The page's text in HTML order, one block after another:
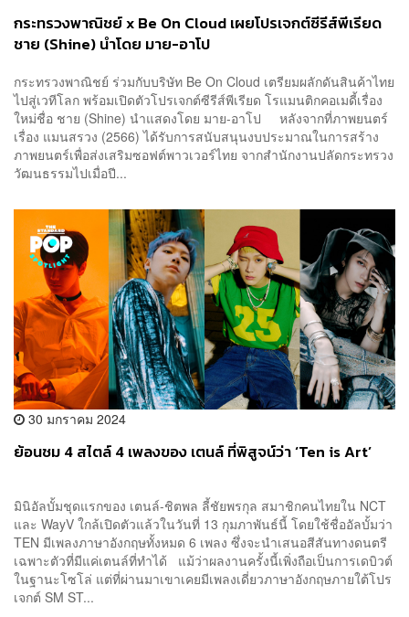
กระทรวงพาณิชย์ x Be On Cloud เผยโปรเจกต์ซีรีส์พีเรียด
ชาย (Shine) นำโดย มาย-อาโป
กระทรวงพาณิชย์ ร่วมกับบริษัท Be On Cloud เตรียมผลักดันสินค้าไทย
ไปสู่เวทีโลก พร้อมเปิดตัวโปรเจกต์ซีรีส์พีเรียด โรแมนติกคอเมดี้เรื่อง
ใหม่ชื่อ ชาย (Shine) นำแสดงโดย มาย-อาโป หลังจากที่ภาพยนตร์
เรื่อง แมนสรวง (2566) ได้รับการสนับสนุนงบประมาณในการสร้าง
ภาพยนตร์เพื่อส่งเสริมซอฟต์พาวเวอร์ไทย จากสำนักงานปลัดกระทรวง
วัฒนธรรมไปเมื่อปี...
30 มกราคม 2024
ย้อนชม 4 สไตล์ 4 เพลงของ เตนล์ ที่พิสูจน์ว่า ‘Ten is Art’
มินิอัลบั้มชุดแรกของ เตนล์-ชิตพล ลี้ชัยพรกุล สมาชิกคนไทยใน NCT
และ WayV ใกล้เปิดตัวแล้วในวันที่ 13 กุมภาพันธ์นี้ โดยใช้ชื่ออัลบั้มว่า
TEN มีเพลงภาษาอังกฤษทั้งหมด 6 เพลง ซึ่งจะนำเสนอสีสันทางดนตรี
เฉพาะตัวที่มีแค่เตนล์ที่ทำได้ แม้ว่าผลงานครั้งนี้เพิ่งถือเป็นการเดบิวต์
ในฐานะโซโล่ แต่ที่ผ่านมาเขาเคยมีเพลงเดี่ยวภาษาอังกฤษภายใต้โปร
เจกต์ SM ST...